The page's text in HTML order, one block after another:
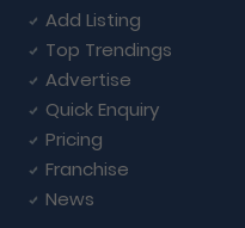
Add Listing
Top Trendings
Advertise
Quick Enquiry
Pricing
Franchise
News